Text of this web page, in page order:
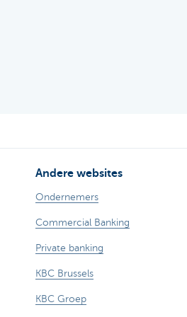
Andere websites
Ondernemers
Commercial Banking
Private banking
KBC Brussels
KBC Groep